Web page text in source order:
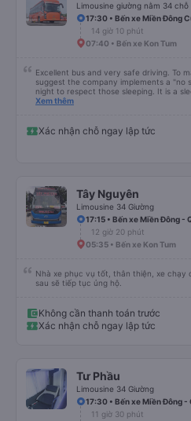
Limousine giường nằm 34 chỗ
17:30 • Bến xe Miền Đông
14 giờ 10 phút
07:40 • Bến xe Kon Tum
Excellent bus and very safe driving. To
suggest the company implements a "no
night to respect those sleeping. It is a
please display the Wi-Fi password
quy định rõ ràng về việc giữ im lặng (tắt
để tránh làm phiền hành khách khác
khẩu Wi-Fi trong xe để hành khách dễ
Xem thêm
Xác nhận chỗ ngay lập tức
Tây Nguyên
Limousine 34 Giường
17:15 • Bến xe Miền Đông -
12 giờ 20 phút
05:35 • Bến xe Kon Tum
Nhà xe phục vụ tốt, thân thiện, xe chạy
sau sẽ tiếp tục ủng hộ.
Không cần thanh toán trước
Xác nhận chỗ ngay lập tức
Tư Phầu
Limousine 34 Giường
17:30 • Bến xe Miền Đông -
11 giờ 30 phút